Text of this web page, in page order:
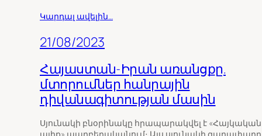
Կարդալ ավելին…
21/08/2023
Հայաստան-Իրան առանցքը.
մտորումներ հանրային
դիվանագիտության մասին
Սյունակի բնօրինակը հրապարակվել է «Հայկական